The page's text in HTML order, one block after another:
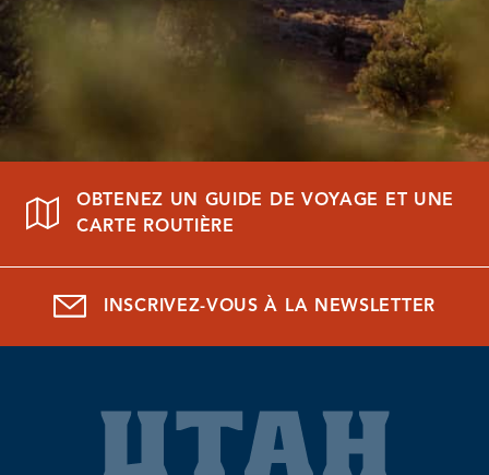
OBTENEZ UN GUIDE DE VOYAGE ET UNE
CARTE ROUTIÈRE
INSCRIVEZ-VOUS À LA NEWSLETTER